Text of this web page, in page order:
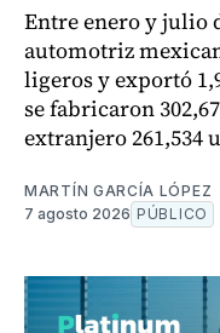
Entre enero y julio
automotriz
ligeros y exportó
se fabricaron
extranjero 261,534
MARTÍN GARCÍA LÓPEZ
7 agosto 2026 PÚBLICO